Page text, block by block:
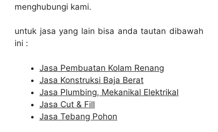
menghubungi kami.
untuk jasa yang lain bisa anda tautan dibawah
ini :
Jasa Pembuatan Kolam Renang
Jasa Konstruksi Baja Berat
Jasa Plumbing, Mekanikal Elektrikal
Jasa Cut & Fill
Jasa Tebang Pohon